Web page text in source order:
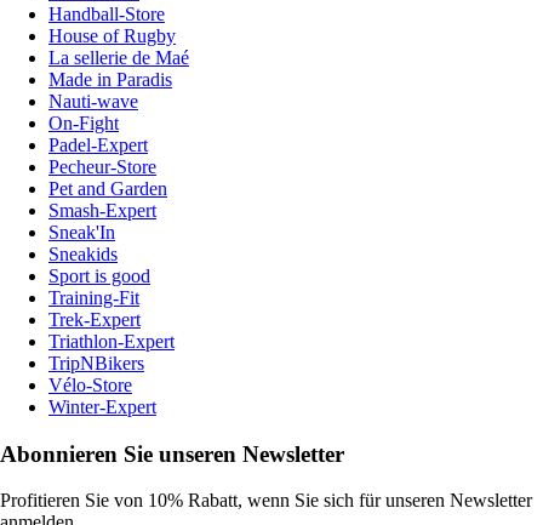
Handball-Store
House of Rugby
La sellerie de Maé
Made in Paradis
Nauti-wave
On-Fight
Padel-Expert
Pecheur-Store
Pet and Garden
Smash-Expert
Sneak'In
Sneakids
Sport is good
Training-Fit
Trek-Expert
Triathlon-Expert
TripNBikers
Vélo-Store
Winter-Expert
Abonnieren Sie unseren Newsletter
Profitieren Sie von 10% Rabatt, wenn Sie sich für unseren Newsletter